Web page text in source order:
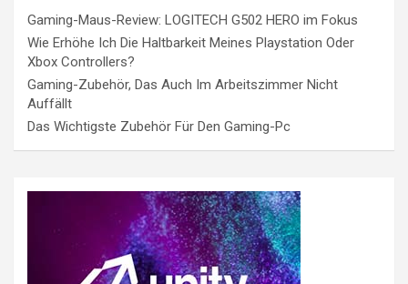
Gaming-Maus-Review: LOGITECH G502 HERO im Fokus
Wie Erhöhe Ich Die Haltbarkeit Meines Playstation Oder
Xbox Controllers?
Gaming-Zubehör, Das Auch Im Arbeitszimmer Nicht
Auffällt
Das Wichtigste Zubehör Für Den Gaming-Pc